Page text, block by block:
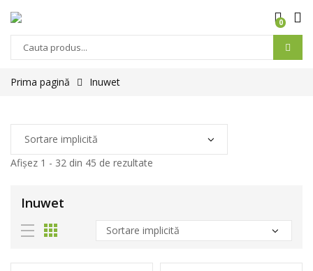
0
Prima pagină Inuwet
Afișez 1 - 32 din 45 de rezultate
Inuwet